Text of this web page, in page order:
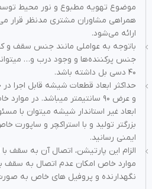
موضوع تهویه مطبوع و نور محیط
همراهی مشاوران مشتری مدنظر قرار
ارائه می‌شود.
باتوجه به عواملی مانند جنس سقف و کف
۴۰ دسی بل داشته باشد.
و عرض ۹۰ سانتیمتر میباشد. در
ابعاد غیر استاندار شیشه میتوان با
بزرگتر تولید و با استراکچر و ساپورت
ایمنی رسانید.
الزام این پارتیشن، اتصال آن به سقف
موارد خاص امکان عدم اتصال به سقف
نگهدارنده و پروفیل های خاص به